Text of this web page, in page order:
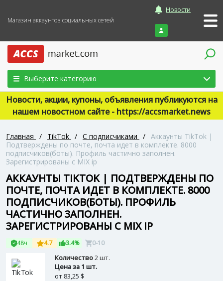
Магазин аккаунтов социальных сетей
Новости
Войти
Выберите категорию
Новости, акции, купоны, объявления публикуются на
нашем новостном сайте - https://accsmarket.news
Главная / TikTok / С подписчиками / Аккаунты TikTok |
Подтверждены по почте, почта идет в комплекте. 8000
подписчиков(боты). Профиль частично заполнен.
Зарегистрированы с MIX ip
АККАУНТЫ TIKTOK | ПОДТВЕРЖДЕНЫ ПО
ПОЧТЕ, ПОЧТА ИДЕТ В КОМПЛЕКТЕ. 8000
ПОДПИСЧИКОВ(БОТЫ). ПРОФИЛЬ
ЧАСТИЧНО ЗАПОЛНЕН.
ЗАРЕГИСТРИРОВАНЫ С MIX IP
48ч 4.7 3.4% 0-10
Количество2 шт.
Цена за 1 шт.
от 83,25 $